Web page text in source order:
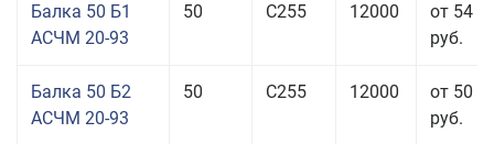
Балка 50 Б1
АСЧМ 20-93
50 С255 12000
от 54
руб.
Балка 50 Б2
АСЧМ 20-93
50 С255 12000
от 50
руб.